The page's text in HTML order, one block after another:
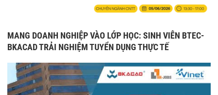
MANG DOANH NGHIỆP VÀO LỚP HỌC: SINH VIÊN BTEC-
BKACAD TRẢI NGHIỆM TUYỂN DỤNG THỰC TẾ